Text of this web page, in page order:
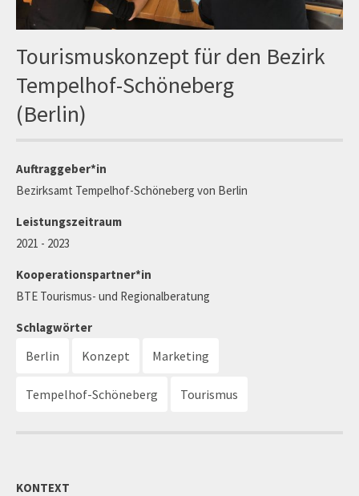
Tourismuskonzept für den Bezirk
Tempelhof-Schöneberg
(Berlin)
Auftraggeber*in
Bezirksamt Tempelhof-Schöneberg von Berlin
Leistungszeitraum
2021 - 2023
Kooperationspartner*in
BTE Tourismus- und Regionalberatung
Schlagwörter
Berlin Konzept Marketing
Tempelhof-Schöneberg Tourismus
KONTEXT